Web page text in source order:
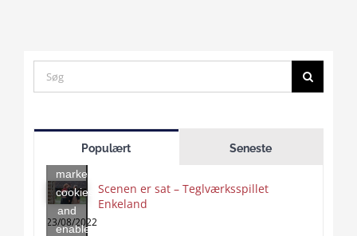
Search
for:
Populært Seneste
accept
marketing
cookies
and
enable
Scenen er sat – Teglværksspillet
Enkeland
23/08/2022
Click
to